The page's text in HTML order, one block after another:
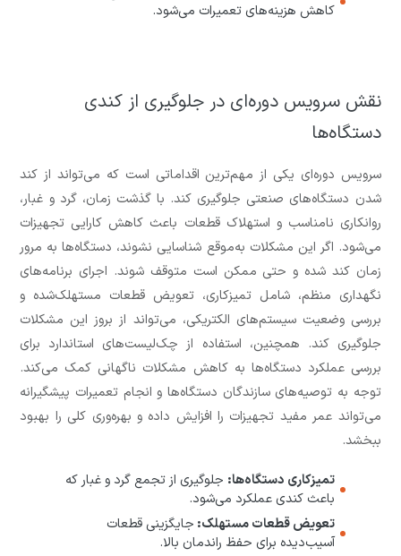
کاهش هزینه‌های تعمیرات می‌شود.
نقش سرویس دوره‌ای در جلوگیری از کندی
دستگاه‌ها
سرویس دوره‌ای یکی از مهم‌ترین اقداماتی است که می‌تواند از کند
شدن دستگاه‌های صنعتی جلوگیری کند. با گذشت زمان، گرد و غبار،
روانکاری نامناسب و استهلاک قطعات باعث کاهش کارایی تجهیزات
می‌شود. اگر این مشکلات به‌موقع شناسایی نشوند، دستگاه‌ها به مرور
زمان کند شده و حتی ممکن است متوقف شوند. اجرای برنامه‌های
نگهداری منظم، شامل تمیزکاری، تعویض قطعات مستهلک‌شده و
بررسی وضعیت سیستم‌های الکتریکی، می‌تواند از بروز این مشکلات
جلوگیری کند. همچنین، استفاده از چک‌لیست‌های استاندارد برای
بررسی عملکرد دستگاه‌ها به کاهش مشکلات ناگهانی کمک می‌کند.
توجه به توصیه‌های سازندگان دستگاه‌ها و انجام تعمیرات پیشگیرانه
می‌تواند عمر مفید تجهیزات را افزایش داده و بهره‌وری کلی را بهبود
ببخشد.
تمیزکاری دستگاه‌ها: جلوگیری از تجمع گرد و غبار که
باعث کندی عملکرد می‌شود.
تعویض قطعات مستهلک: جایگزینی قطعات
آسیب‌دیده برای حفظ راندمان بالا.